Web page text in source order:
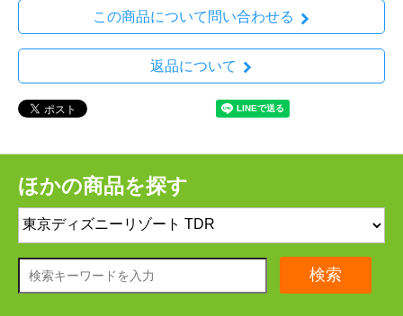
この商品について問い合わせる
返品について
ほかの商品を探す
検索